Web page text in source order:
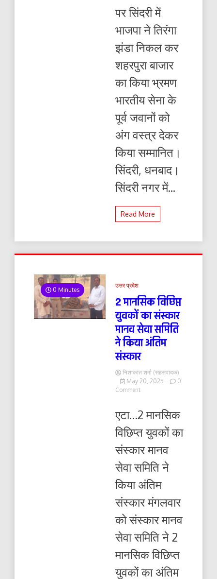
अंग
वस्त्र
देकर
सम्मानित
पर सिंदरी में
भाजपा ने तिरंगा
झंडा निकल कर
शहरपुरा बाजार
का किया भ्रमण
भारतीय सेना के
पूर्व जवानों को
अंग वस्त्र देकर
किया सम्मानित।
सिंदरी, धनबाद।
सिंदरी नगर में...
Read More
0 Minutes
उत्तर प्रदेश
2 मानसिक विछिप्त
युवकों का संस्कार
मानव सेवा समिति
ने किया अंतिम
संस्कार
निशाकांत शर्मा (सहसंपादक)
May 20, 2025
0
Commenton
विछिप्त
का
संस्कार
मानव
समिति
किया
संस्कार
एटा…2 मानसिक
विछिप्त युवकों का
संस्कार मानव
सेवा समिति ने
किया अंतिम
संस्कार मंगलवार
को संस्कार मानव
सेवा समिति ने 2
मानसिक विछिप्त
युवकों का अंतिम